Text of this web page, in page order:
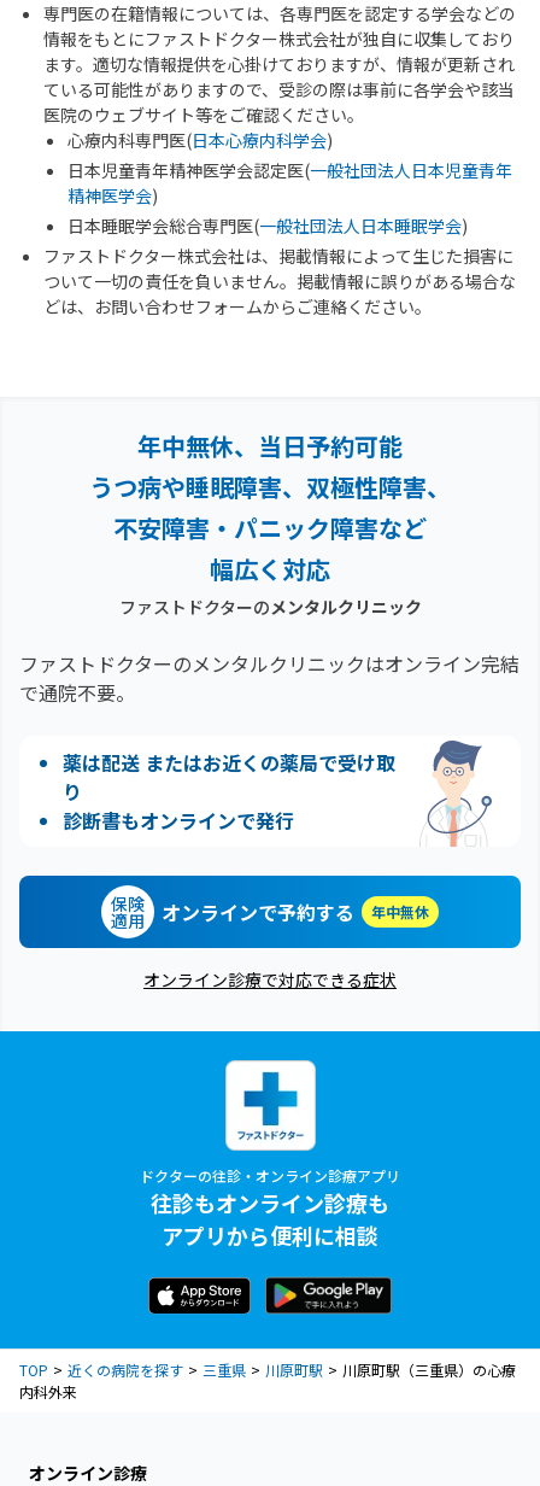
専門医の在籍情報については、各専門医を認定する学会などの
情報をもとにファストドクター株式会社が独自に収集しており
ます。適切な情報提供を心掛けておりますが、情報が更新され
ている可能性がありますので、受診の際は事前に各学会や該当
医院のウェブサイト等をご確認ください。
心療内科専門医(日本心療内科学会)
日本児童青年精神医学会認定医(一般社団法人日本児童青年
精神医学会)
日本睡眠学会総合専門医(一般社団法人日本睡眠学会)
ファストドクター株式会社は、掲載情報によって生じた損害に
ついて一切の責任を負いません。掲載情報に誤りがある場合な
どは、お問い合わせフォームからご連絡ください。
年中無休、当日予約可能
うつ病や睡眠障害、双極性障害、
不安障害・パニック障害など
幅広く対応
ファストドクターのメンタルクリニック
ファストドクターのメンタルクリニックはオンライン完結
で通院不要。
薬は配送 またはお近くの薬局で受け取
り
診断書もオンラインで発行
保険
適用 オンラインで予約する 年中無休
オンライン診療で対応できる症状
ドクターの往診・オンライン診療アプリ
往診もオンライン診療も
アプリから便利に相談
TOP 近くの病院を探す 三重県 川原町駅
川原町駅（三重県）の心療
内科外来
オンライン診療